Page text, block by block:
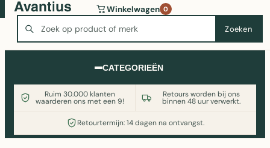
Zoeken
Winkelwagen 0
CATEGORIEËN
Ruim 30.000 klanten
waarderen ons met een 9!
Retours worden bij ons
binnen 48 uur verwerkt.
Retourtermijn: 14 dagen na ontvangst.
Wasmachine of koelkast nodig? Vergelijk alle prijzen op
Witgoedaanbod.nl